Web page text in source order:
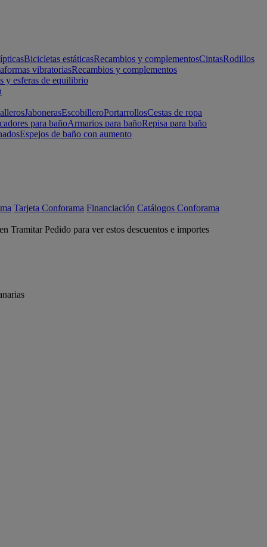
Bicicletas estáticasRecambios y complementosCintasRodillos
vibratoriasRecambios y complementos
y esferas de equilibrio
JabonerasEscobilleroPortarrollosCestas de ropa
para bañoArmarios para bañoRepisa para baño
Espejos de baño con aumento
Tarjeta Conforama Financiación Catálogos Conforama
Tramitar Pedido para ver estos descuentos e importes